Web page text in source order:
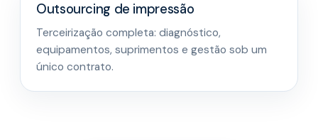
Outsourcing de impressão
Terceirização completa: diagnóstico,
equipamentos, suprimentos e gestão sob um
único contrato.